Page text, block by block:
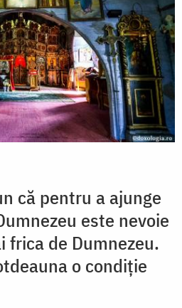
că pentru a ajunge
este nevoie
frica de Dumnezeu.
o condiție